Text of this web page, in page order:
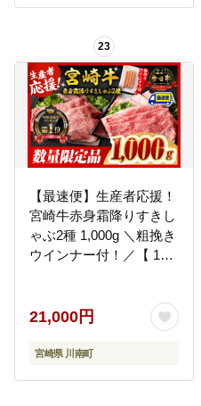
23
【最速便】生産者応援！
宮崎牛赤身霜降りすきし
ゃぶ2種 1,000g ＼粗挽き
ウインナー付！／【 1kg
ぶ 】 [B00611-ss]
21,000円
宮崎県 川南町